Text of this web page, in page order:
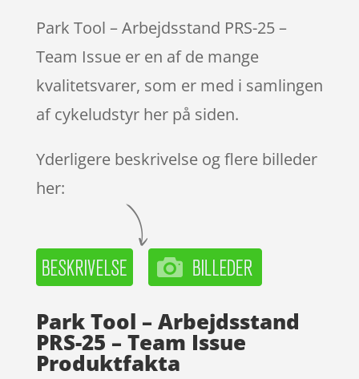
Park Tool – Arbejdsstand PRS-25 –
Team Issue er en af de mange
kvalitetsvarer, som er med i samlingen
af cykeludstyr her på siden.
Yderligere beskrivelse og flere billeder
her:
Park Tool – Arbejdsstand
PRS-25 – Team Issue
Produktfakta